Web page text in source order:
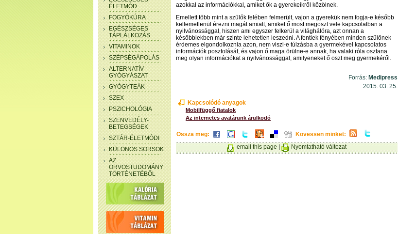
ÉLETMÓD
FOGYÓKÚRA
EGÉSZSÉGES
TÁPLÁLKOZÁS
VITAMINOK
SZÉPSÉGÁPOLÁS
ALTERNATÍV
GYÓGYÁSZAT
GYÓGYTEÁK
SZEX
PSZICHOLÓGIA
SZENVEDÉLY-
BETEGSÉGEK
SZTÁR-ÉLETMÓDI
KÜLÖNÖS SORSOK
AZ
ORVOSTUDOMÁNY
TÖRTÉNETÉBŐL
azokkal az információkkal, amiket ők a gyerekeikről közölnek.
Emellett több mint a szülők felében felmerült, vajon a gyerekük nem fogja-e később
kellemetlenül érezni magát amiatt, amiket ő most megoszt vele kapcsolatban a
nyilvánossággal, hiszen ami egyszer felkerül a világhálóra, azt onnan a
későbbiekben már szinte lehetetlen leszedni. A fentiek fényében minden szülőnek
érdemes elgondolkoznia azon, nem viszi-e túlzásba a gyermekével kapcsolatos
információk posztolását, és vajon ő maga örülne-e annak, ha valaki róla osztana
meg olyan információkat a nyilvánossággal, amilyeneket ő oszt meg gyermekéről.
Forrás: Medipress
2015. 03. 25.
Kapcsolódó anyagok
Mobilfüggő fiatalok
Az internetes avatárunk árulkodó
Ossza meg:
Kövessen minket:
email this page
Nyomtatható változat